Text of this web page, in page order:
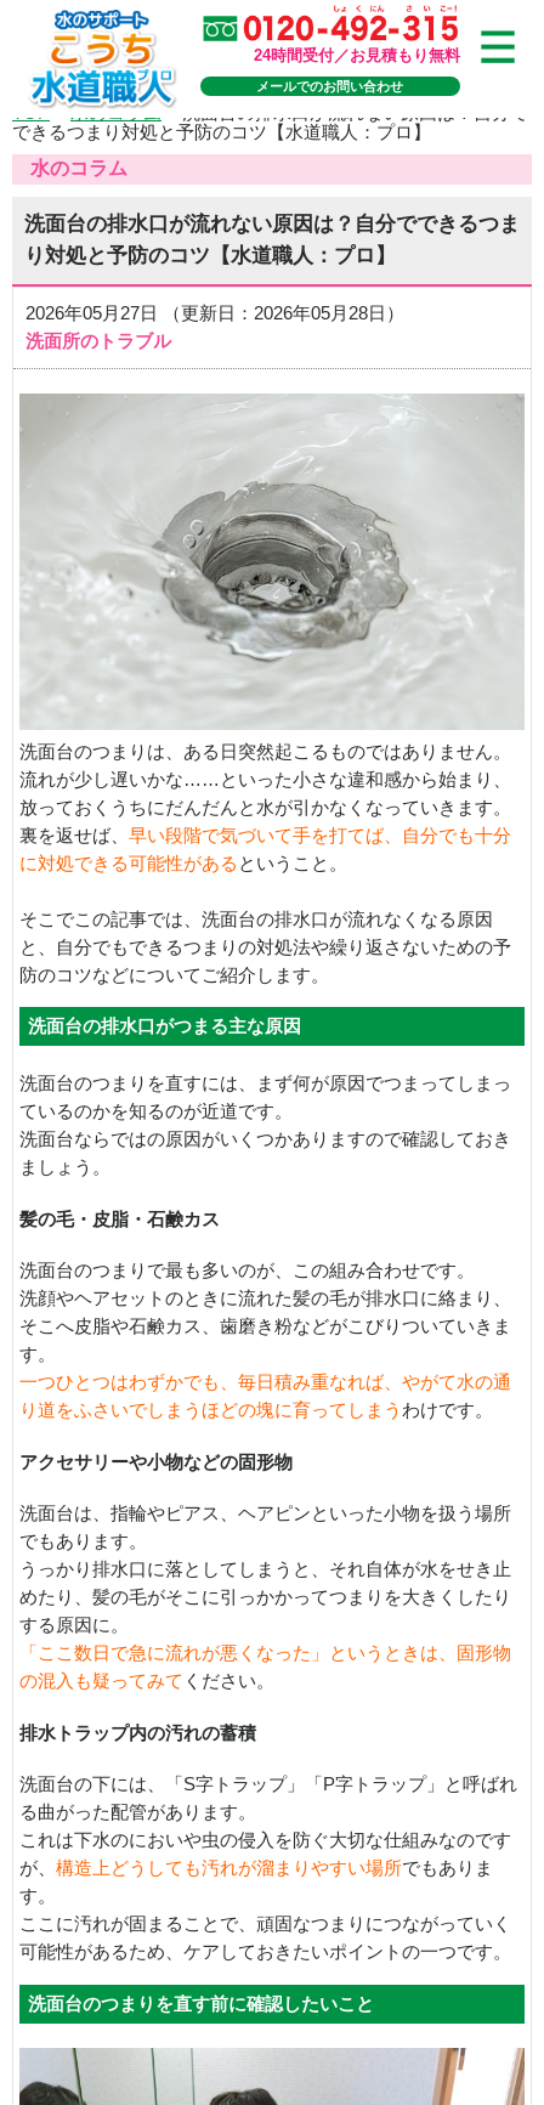
24時間受付／お見積もり無料
メールでのお問い合わせ
TOP>水のコラム >
できるつまり対処と予防のコツ【水道職人：プロ】
水のコラム
洗面台の排水口が流れない原因は？自分でできるつま
り対処と予防のコツ【水道職人：プロ】
2026年05月27日 （更新日：2026年05月28日）
洗面所のトラブル
洗面台のつまりは、ある日突然起こるものではありません。
流れが少し遅いかな……といった小さな違和感から始まり、
放っておくうちにだんだんと水が引かなくなっていきます。
裏を返せば、 早い段階で気づいて手を打てば、自分でも十分
に対処できる可能性がある ということ。
そこでこの記事では、洗面台の排水口が流れなくなる原因
と、自分でもできるつまりの対処法や繰り返さないための予
防のコツなどについてご紹介します。
洗面台の排水口がつまる主な原因
洗面台のつまりを直すには、まず何が原因でつまってしまっ
ているのかを知るのが近道です。
洗面台ならではの原因がいくつかありますので確認しておき
ましょう。
髪の毛・皮脂・石鹸カス
洗面台のつまりで最も多いのが、この組み合わせです。
洗顔やヘアセットのときに流れた髪の毛が排水口に絡まり、
そこへ皮脂や石鹸カス、歯磨き粉などがこびりついていきま
す。
一つひとつはわずかでも、毎日積み重なれば、やがて水の通
り道をふさいでしまうほどの塊に育ってしまう わけです。
アクセサリーや小物などの固形物
洗面台は、指輪やピアス、ヘアピンといった小物を扱う場所
でもあります。
うっかり排水口に落としてしまうと、それ自体が水をせき止
めたり、髪の毛がそこに引っかかってつまりを大きくしたり
する原因に。
「ここ数日で急に流れが悪くなった」というときは、固形物
の混入も疑ってみて ください。
排水トラップ内の汚れの蓄積
洗面台の下には、「S字トラップ」「P字トラップ」と呼ばれ
る曲がった配管があります。
これは下水のにおいや虫の侵入を防ぐ大切な仕組みなのです
が、 構造上どうしても汚れが溜まりやすい場所でもありま
す。
ここに汚れが固まることで、頑固なつまりにつながっていく
可能性があるため、ケアしておきたいポイントの一つです。
洗面台のつまりを直す前に確認したいこと